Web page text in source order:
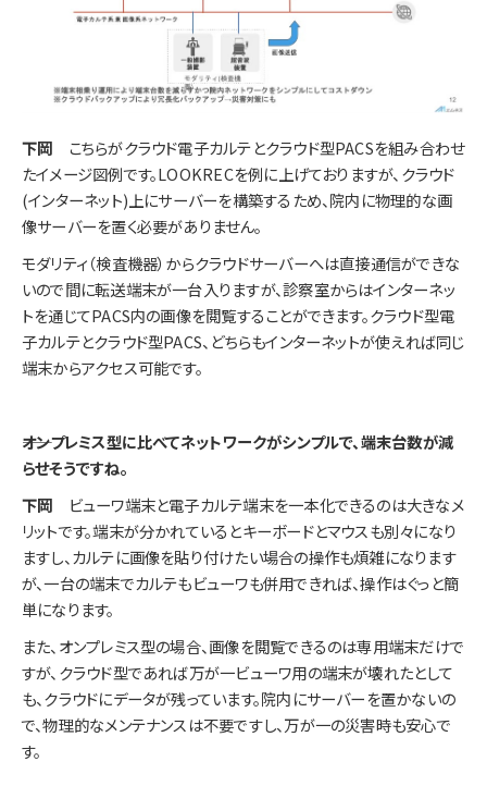
下岡 こちらがクラウド電子カルテとクラウド型PACSを組み合わせ
たイメージ図例です。LOOKRECを例に上げておりますが、クラウド
(インターネット)上にサーバーを構築するため、院内に物理的な画
像サーバーを置く必要がありません。
モダリティ（検査機器）からクラウドサーバーへは直接通信ができな
いので間に転送端末が一台入りますが、診察室からはインターネッ
トを通じてPACS内の画像を閲覧することができます。クラウド型電
子カルテとクラウド型PACS、どちらもインターネットが使えれば同じ
端末からアクセス可能です。
――オンプレミス型に比べてネットワークがシンプルで、端末台数が減
らせそうですね。
下岡
ビューワ端末と電子カルテ端末を一本化できるのは大きなメ
リットです。端末が分かれているとキーボードとマウスも別々になり
ますし、カルテに画像を貼り付けたい場合の操作も煩雑になります
が、一台の端末でカルテもビューワも併用できれば、操作はぐっと簡
単になります。
また、オンプレミス型の場合、画像を閲覧できるのは専用端末だけで
すが、クラウド型であれば万が一ビューワ用の端末が壊れたとして
も、クラウドにデータが残っています。院内にサーバーを置かないの
で、物理的なメンテナンスは不要ですし、万が一の災害時も安心で
す。